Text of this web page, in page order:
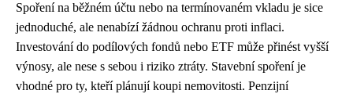
Spoření na běžném účtu nebo na termínovaném vkladu je sice
jednoduché, ale nenabízí žádnou ochranu proti inflaci.
Investování do podílových fondů nebo ETF může přinést vyšší
výnosy, ale nese s sebou i riziko ztráty. Stavební spoření je
vhodné pro ty, kteří plánují koupi nemovitosti. Penzijní